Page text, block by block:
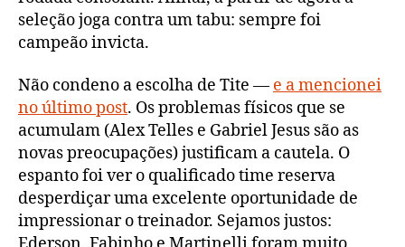
seleção joga contra um tabu: sempre foi
campeão invicta.
Não condeno a escolha de Tite — e a mencionei
no último post. Os problemas físicos que se
acumulam (Alex Telles e Gabriel Jesus são as
novas preocupações) justificam a cautela. O
espanto foi ver o qualificado time reserva
desperdiçar uma excelente oportunidade de
impressionar o treinador. Sejamos justos: